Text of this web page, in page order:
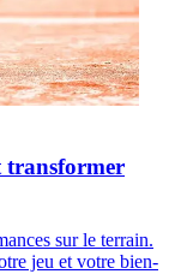
transformer
sur le terrain.
jeu et votre bien-